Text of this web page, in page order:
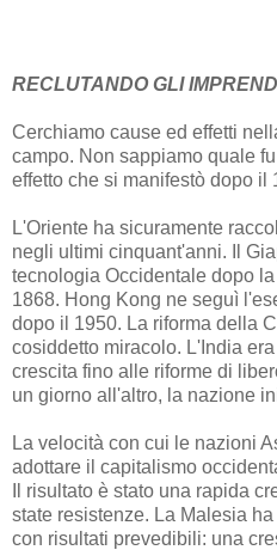
RECLUTANDO GLI
Cerchiamo cause ed effetti
campo. Non sappiamo quale
effetto che si manifestò dopo il
L'Oriente ha sicuramente
negli ultimi cinquant'anni. Il
tecnologia Occidentale dopo
1868. Hong Kong ne seguì
dopo il 1950. La riforma della
cosiddetto miracolo. L'India
crescita fino alle riforme di
un giorno all'altro, la nazione
La velocità con cui le nazioni
adottare il capitalismo
Il risultato è stato una rapida
state resistenze. La Malesia
con risultati prevedibili: una